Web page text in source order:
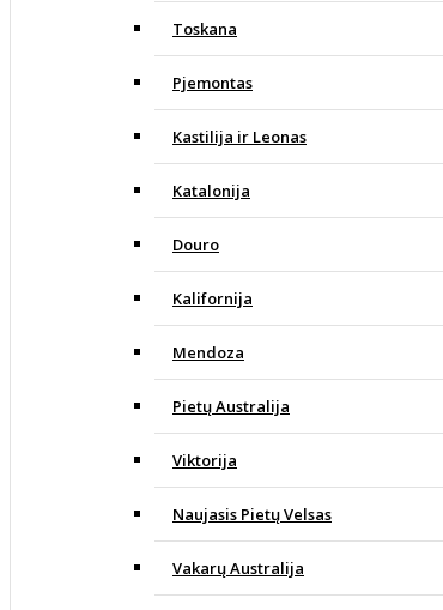
Toskana
Pjemontas
Kastilija ir Leonas
Katalonija
Douro
Kalifornija
Mendoza
Pietų Australija
Viktorija
Naujasis Pietų Velsas
Vakarų Australija